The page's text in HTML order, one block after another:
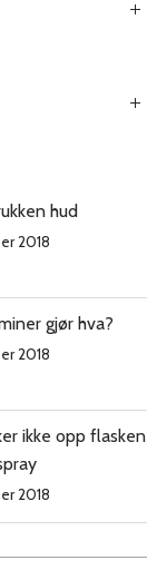
hud
2018
gjør hva?
2018
ikke opp flasken
2018